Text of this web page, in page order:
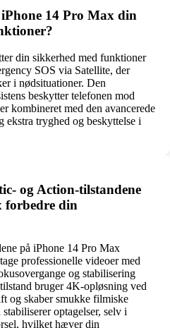
14 Pro Max din
din sikkerhed med funktioner
SOS via Satellite, der
i nødsituationer. Den
beskytter telefonen mod
kombineret med den avancerede
tryghed og beskyttelse i
og Action-tilstandene
forbedre din
på iPhone 14 Pro Max
professionelle videoer med
og stabilisering
bruger 4K-opløsning ved
og skaber smukke filmiske
optagelser, selv i
hvilket hæver din